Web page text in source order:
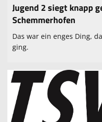
Jugend 2 siegt knapp
Schemmerhofen
Das war ein enges Ding,
ging.